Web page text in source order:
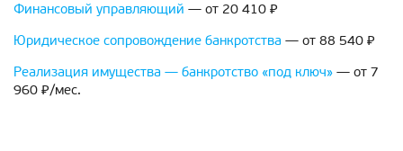
Финансовый управляющий — от 20 410 ₽
Юридическое сопровождение банкротства — от 88 540 ₽
Реализация имущества — банкротство «под ключ» — от 7
960 ₽/мес.